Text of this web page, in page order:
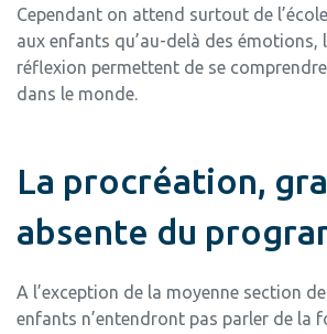
Cependant on attend surtout de
aux enfants qu’au-delà des émotions,
réflexion permettent de se
dans le monde.
La procréation,
absente du
A l’exception de la moyenne section
enfants n’entendront pas parler de la